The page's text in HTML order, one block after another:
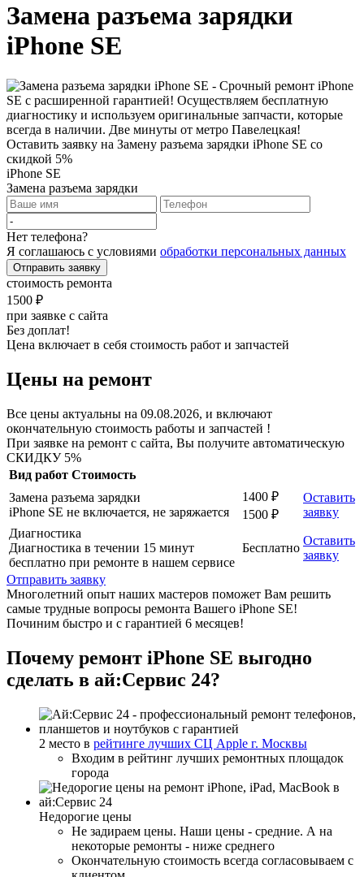
Замена разъема зарядки
iPhone SE
Оставить заявку на Замену разъема зарядки iPhone SE со
скидкой 5%
iPhone SE
Замена разъема зарядки
Нет телефона?
Я соглашаюсь с условиями обработки персональных данных
Отправить заявку
стоимость ремонта
1500 ₽
при заявке с сайта
Без доплат!
Цена включает в себя стоимость работ и запчастей
Цены на ремонт
Все цены актуальны на 09.08.2026, и включают
окончательную стоимость работы и запчастей !
При заявке на ремонт с сайта, Вы получите автоматическую
СКИДКУ 5%
Вид работ Стоимость
Замена разъема зарядки
iPhone SE не включается, не заряжается
1400 ₽
1500 ₽
Оставить
заявку
Диагностика
Диагностика в течении 15 минут
бесплатно при ремонте в нашем сервисе
Бесплатно
Оставить
заявку
Отправить заявку
Многолетний опыт наших мастеров поможет Вам решить
самые трудные вопросы ремонта Вашего iPhone SE!
Починим быстро и с гарантией 6 месяцев!
Почему ремонт iPhone SE выгодно
сделать в ай:Сервис 24?
2 место в рейтинге лучших СЦ Apple г. Москвы
Входим в рейтинг лучших ремонтных площадок
города
Недорогие цены
Не задираем цены. Наши цены - средние. А на
некоторые ремонты - ниже среднего
Окончательную стоимость всегда согласовываем с